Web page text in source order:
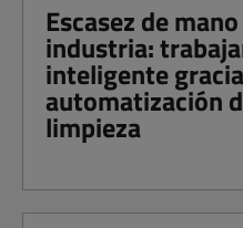
Escasez de
industria:
inteligente
automatización
limpieza